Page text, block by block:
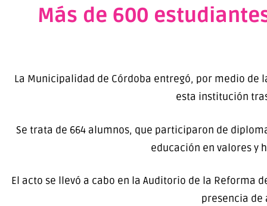
Más de 600
La Municipalidad de Córdoba entregó, por medio
esta institución
Se trata de 664 alumnos, que participaron de
educación en valores y
El acto se llevó a cabo en la Auditorio de la Reforma
presencia de